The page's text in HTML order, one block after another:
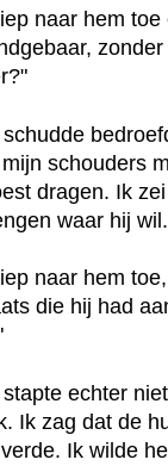
naar hem
schudde
schouders
dragen. Ik
waar hij
naar hem
die hij had
stapte echter
Ik zag dat de
Ik wilde